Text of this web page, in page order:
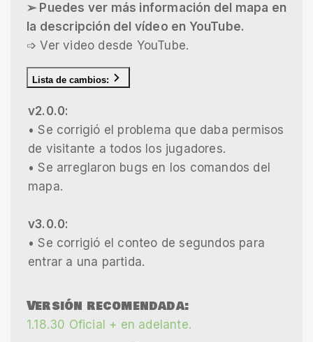
➢ Puedes ver más información del mapa en
la descripción del vídeo en YouTube.
➩ Ver video desde YouTube.
Lista de cambios:
v2.0.0:
• Se corrigió el problema que daba permisos
de visitante a todos los jugadores.
• Se arreglaron bugs en los comandos del
mapa.
v3.0.0:
• Se corrigió el conteo de segundos para
entrar a una partida.
Versión recomendada:
1.18.30 Oficial + en adelante.